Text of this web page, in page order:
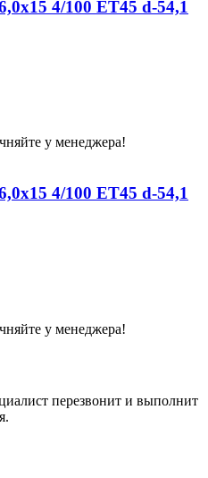
4/100 ET45 d-54,1
у менеджера!
4/100 ET45 d-54,1
у менеджера!
перезвонит и выполнит